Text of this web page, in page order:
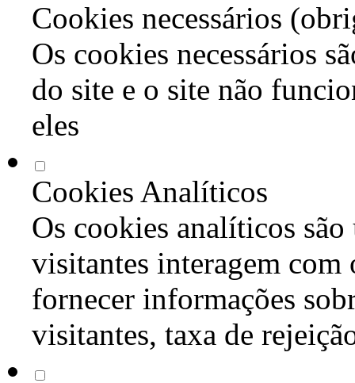
Cookies necessários
Os cookies necessários
do site e o site não
eles
Cookies Analíticos
Os cookies analíticos são
visitantes interagem com
fornecer informações
visitantes, taxa de